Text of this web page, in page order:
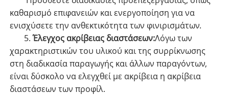
καθαρισμό επιφανειών και ενεργοποίηση για να
ενισχύσετε την ανθεκτικότητα των φινιρισμάτων.
5.Έλεγχος ακρίβειας διαστάσεων:Λόγω των
χαρακτηριστικών του υλικού και της συρρίκνωσης
στη διαδικασία παραγωγής και άλλων παραγόντων,
είναι δύσκολο να ελεγχθεί με ακρίβεια η ακρίβεια
διαστάσεων των προφίλ.